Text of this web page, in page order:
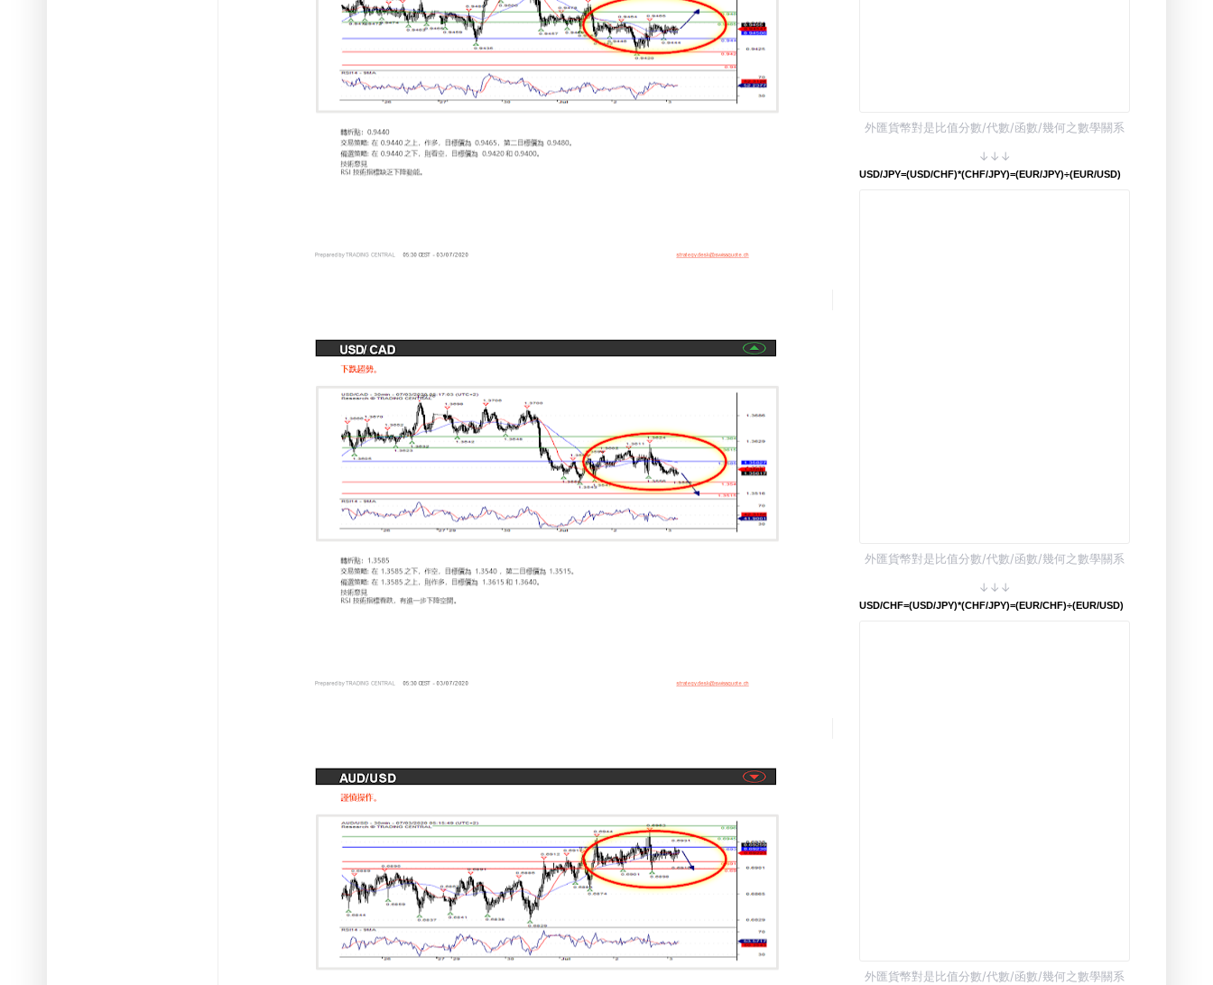
外匯貨幣對是比值分數/代數/函數/幾何之數學關系
↓↓↓
USD/JPY=(USD/CHF)*(CHF/JPY)=(EUR/JPY)÷(EUR/USD)
外匯貨幣對是比值分數/代數/函數/幾何之數學關系
↓↓↓
USD/CHF=(USD/JPY)*(CHF/JPY)=(EUR/CHF)÷(EUR/USD)
外匯貨幣對是比值分數/代數/函數/幾何之數學關系